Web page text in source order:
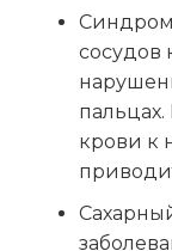
сосудов
крови к